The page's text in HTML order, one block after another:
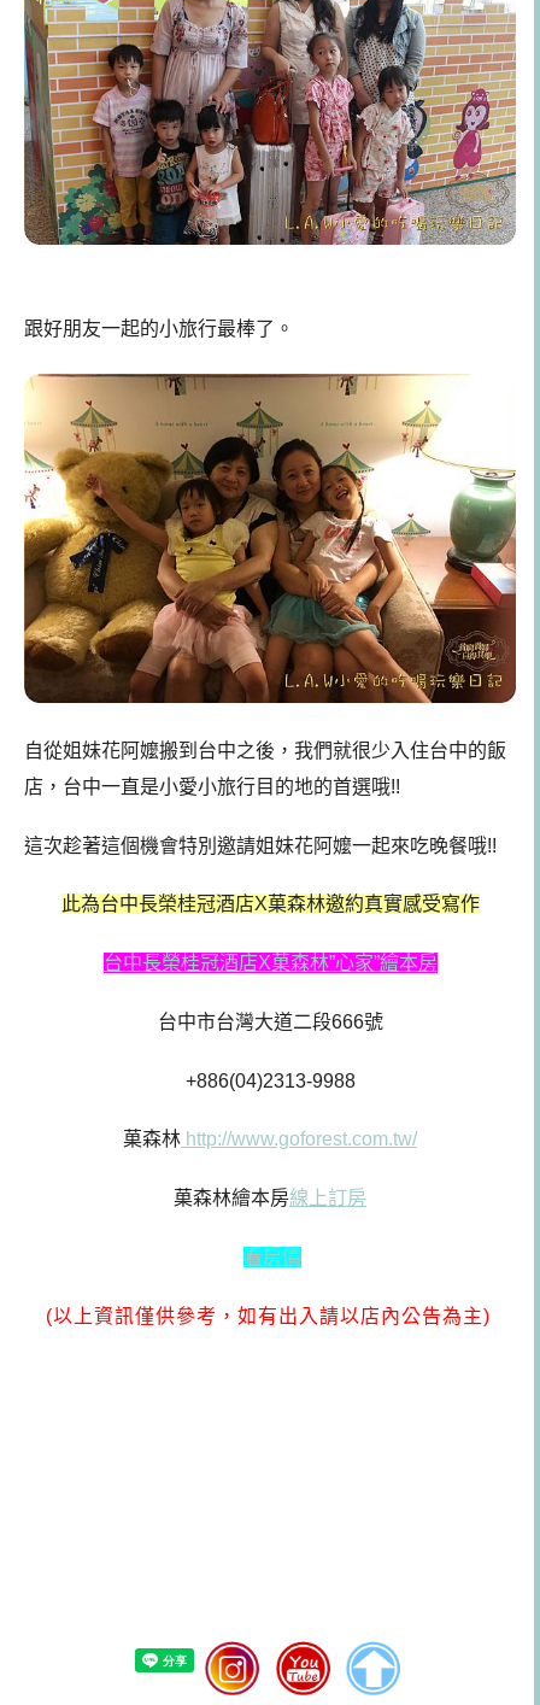
跟好朋友一起的小旅行最棒了。
自從姐妹花阿嬤搬到台中之後，我們就很少入住台中的飯
店，台中一直是小愛小旅行目的地的首選哦!!
這次趁著這個機會特別邀請姐妹花阿嬤一起來吃晚餐哦!!
此為台中長榮桂冠酒店X菓森林邀約真實感受寫作
台中長榮桂冠酒店X菓森林”心家”繪本房
台中市台灣大道二段666號
+886(04)2313-9988
菓森林 http://www.goforest.com.tw/
菓森林繪本房線上訂房
看房價
(以上資訊僅供參考，如有出入請以店內公告為主)